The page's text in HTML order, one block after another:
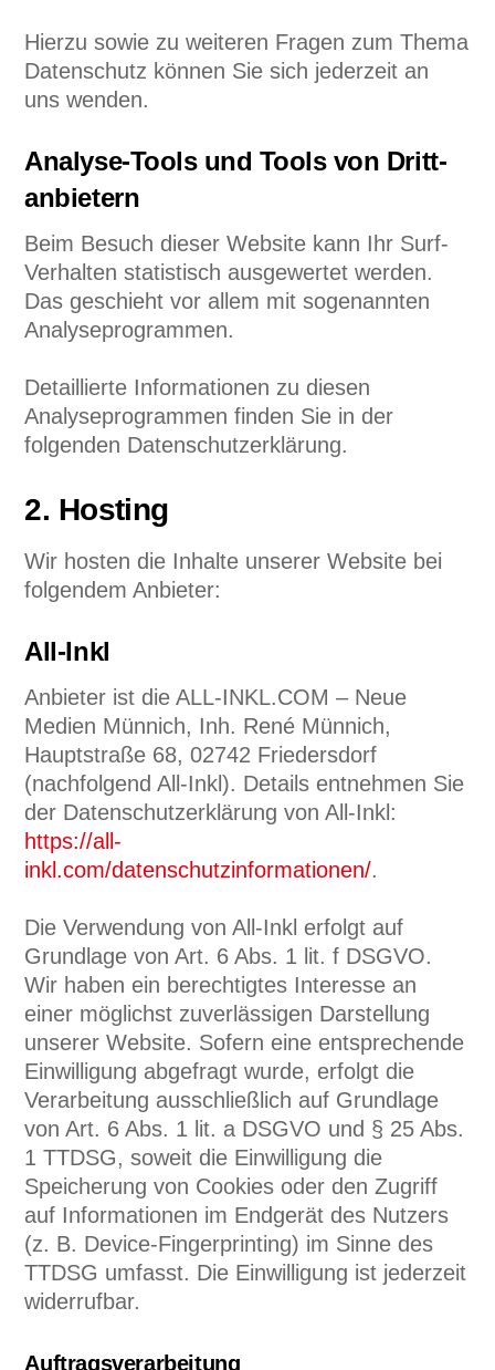
Hierzu sowie zu weiteren Fragen zum Thema
Datenschutz können Sie sich jederzeit an
uns wenden.
Analyse-Tools und Tools von Dritt­
anbietern
Beim Besuch dieser Website kann Ihr Surf-
Verhalten statistisch ausgewertet werden.
Das geschieht vor allem mit sogenannten
Analyseprogrammen.
Detaillierte Informationen zu diesen
Analyseprogrammen finden Sie in der
folgenden Datenschutzerklärung.
2. Hosting
Wir hosten die Inhalte unserer Website bei
folgendem Anbieter:
All-Inkl
Anbieter ist die ALL-INKL.COM – Neue
Medien Münnich, Inh. René Münnich,
Hauptstraße 68, 02742 Friedersdorf
(nachfolgend All-Inkl). Details entnehmen Sie
der Datenschutzerklärung von All-Inkl:
https://all-
inkl.com/datenschutzinformationen/.
Die Verwendung von All-Inkl erfolgt auf
Grundlage von Art. 6 Abs. 1 lit. f DSGVO.
Wir haben ein berechtigtes Interesse an
einer möglichst zuverlässigen Darstellung
unserer Website. Sofern eine entsprechende
Einwilligung abgefragt wurde, erfolgt die
Verarbeitung ausschließlich auf Grundlage
von Art. 6 Abs. 1 lit. a DSGVO und § 25 Abs.
1 TTDSG, soweit die Einwilligung die
Speicherung von Cookies oder den Zugriff
auf Informationen im Endgerät des Nutzers
(z. B. Device-Fingerprinting) im Sinne des
TTDSG umfasst. Die Einwilligung ist jederzeit
widerrufbar.
Auftragsverarbeitung